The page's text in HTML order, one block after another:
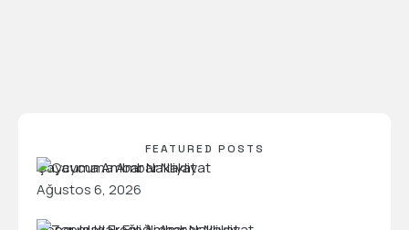
FEATURED POSTS
Çaycuma Ambar Nakliyat
Ağustos 6, 2026